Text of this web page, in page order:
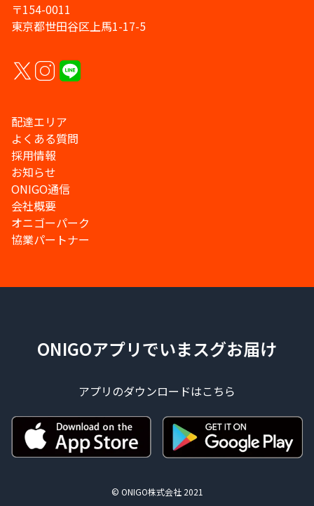
〒154-0011
東京都世田谷区上馬1-17-5
配達エリア
よくある質問
採用情報
お知らせ
ONIGO通信
会社概要
オニゴーパーク
協業パートナー
ONIGOアプリでいまスグお届け
アプリのダウンロードはこちら
© ONIGO株式会社 2021